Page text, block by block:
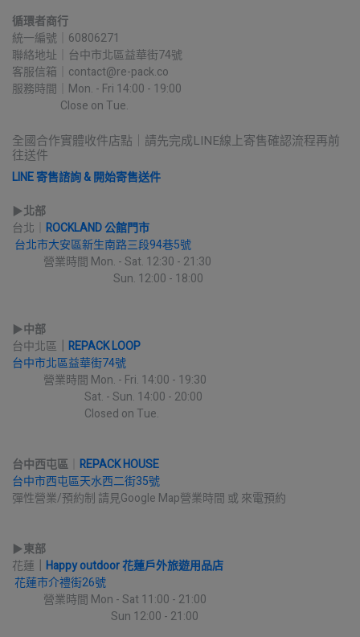
循環者商行
統一編號｜60806271
聯絡地址｜台中市北區益華街74號
客服信箱｜contact@re-pack.co
服務時間｜Mon. - Fri 14:00 - 19:00
Close on Tue.
全國合作實體收件店點｜請先完成LINE線上寄售確認流程再前
往送件
LINE 寄售諮詢 & 開始寄售送件
▶︎北部
台北｜ ROCKLAND 公館門市
台北市大安區新生南路三段94巷5號
營業時間 Mon. - Sat. 12:30 - 21:30
Sun. 12:00 - 18:00
▶︎中部
台中北區
REPACK LOOP
台中市北區益華街74號
營業時間 Mon. - Fri. 14:00 - 19:30
Sat. - Sun. 14:00 - 20:00
Closed on Tue.
台中西屯區
REPACK HOUSE
台中市西屯區天水西二街35號
彈性營業/預約制 請見Google Map營業時間 或 來電預約
▶︎東部
花蓮
Happy outdoor 花蓮戶外旅遊用品店
花蓮市介禮街26號
營業時間 Mon - Sat 11:00 - 21:00
Sun 12:00 - 21:00